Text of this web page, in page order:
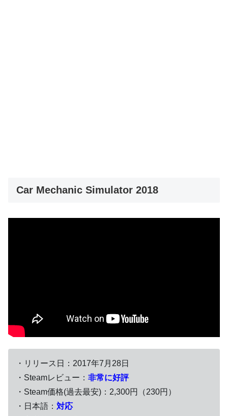
Car Mechanic Simulator 2018
・リリース日：2017年7月28日
・Steamレビュー： 非常に好評
・Steam価格(過去最安)：2,300円（230円）
・日本語： 対応